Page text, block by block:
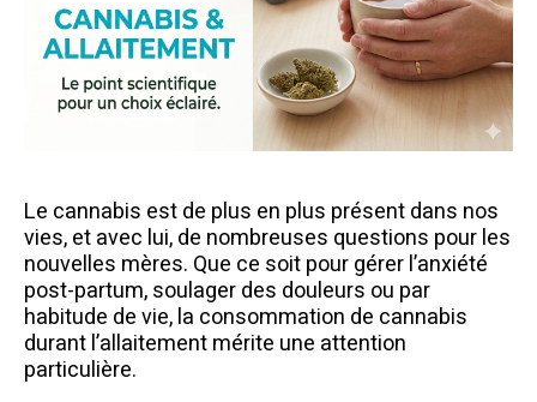
Le cannabis est de plus en plus présent dans nos
vies, et avec lui, de nombreuses questions pour les
nouvelles mères. Que ce soit pour gérer l’anxiété
post-partum, soulager des douleurs ou par
habitude de vie, la consommation de cannabis
durant l’allaitement mérite une attention
particulière.